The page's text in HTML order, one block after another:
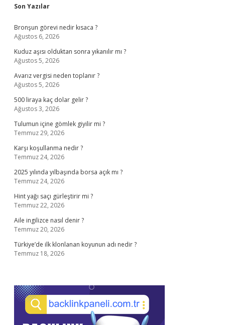
Sidebar
Son Yazılar
Bronşun görevi nedir kısaca ?
Ağustos 6, 2026
Kuduz aşısı olduktan sonra yıkanılır mı ?
Ağustos 5, 2026
Avarız vergisi neden toplanır ?
Ağustos 5, 2026
500 liraya kaç dolar gelir ?
Ağustos 3, 2026
Tulumun içine gömlek giyilir mi ?
Temmuz 29, 2026
Karşı koşullanma nedir ?
Temmuz 24, 2026
2025 yılında yılbaşında borsa açık mı ?
Temmuz 24, 2026
Hint yağı saçı gürleştirir mi ?
Temmuz 22, 2026
Aile ingilizce nasıl denir ?
Temmuz 20, 2026
Türkiye’de ilk klonlanan koyunun adı nedir ?
Temmuz 18, 2026